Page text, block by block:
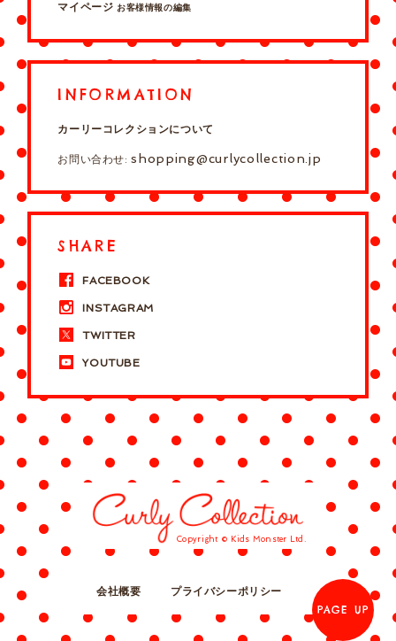
マイページ お客様情報の編集
INFORMATION
カーリーコレクションについて
お問い合わせ:shopping@curlycollection.jp
SHARE
FACEBOOK
INSTAGRAM
TWITTER
YOUTUBE
Copyright © Kids Monster Ltd.
会社概要
プライバシーポリシー
PAGE UP